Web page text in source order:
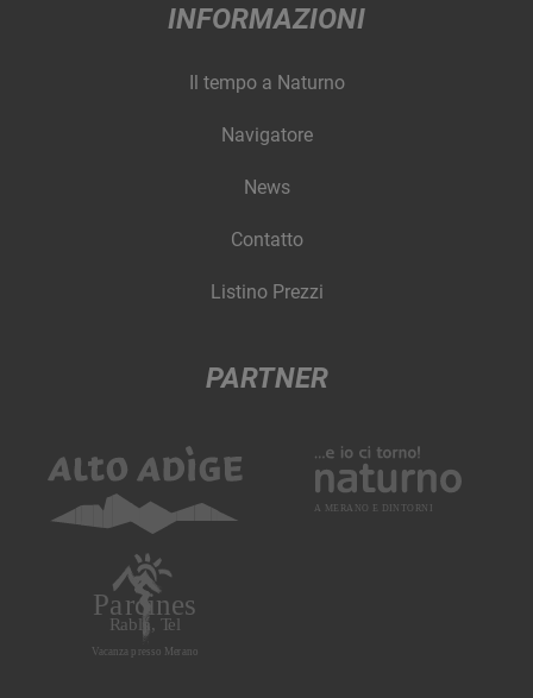
INFORMAZIONI
Il tempo a Naturno
Navigatore
News
Contatto
Listino Prezzi
PARTNER